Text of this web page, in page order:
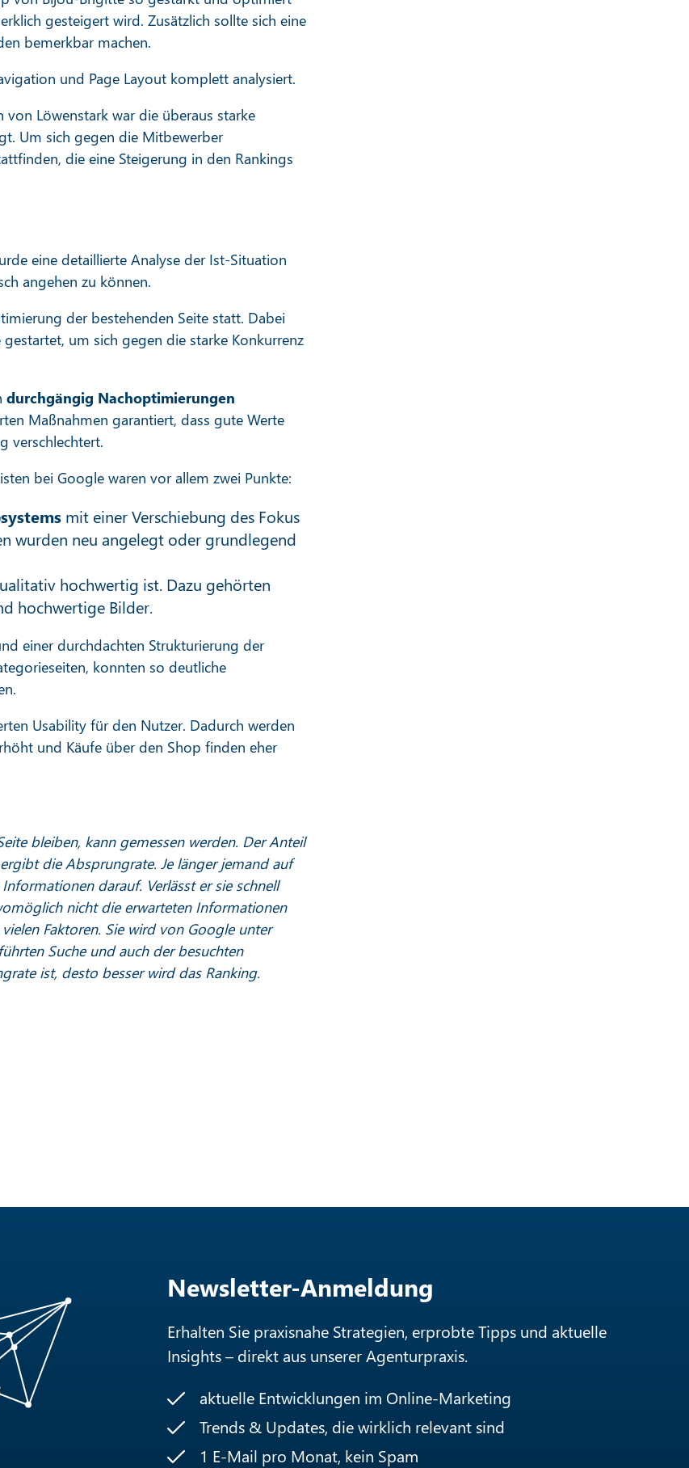
gesteigert wird. Zusätzlich sollte sich eine
bemerkbar machen.
und Page Layout komplett analysiert.
Löwenstark war die überaus starke
Um sich gegen die Mitbewerber
die eine Steigerung in den Rankings
eine detaillierte Analyse der Ist-Situation
angehen zu können.
der bestehenden Seite statt. Dabei
um sich gegen die starke Konkurrenz
durchgängig Nachoptimierungen
Maßnahmen garantiert, dass gute Werte
verschlechtert.
bei Google waren vor allem zwei Punkte:
mit einer Verschiebung des Fokus
wurden neu angelegt oder grundlegend
hochwertig ist. Dazu gehörten
hochwertige Bilder.
einer durchdachten Strukturierung der
konnten so deutliche
Usability für den Nutzer. Dadurch werden
und Käufe über den Shop finden eher
bleiben, kann gemessen werden. Der Anteil
die Absprungrate. Je länger jemand auf
darauf. Verlässt er sie schnell
nicht die erwarteten Informationen
Faktoren. Sie wird von Google unter
Suche und auch der besuchten
ist, desto besser wird das Ranking.
Newsletter-Anmeldung
Erhalten Sie praxisnahe Strategien, erprobte Tipps und aktuelle
Insights – direkt aus unserer Agenturpraxis.
aktuelle Entwicklungen im Online-Marketing
Trends & Updates, die wirklich relevant sind
1 E-Mail pro Monat, kein Spam